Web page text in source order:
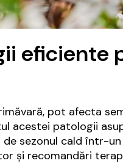
eficiente
pot afecta
acestei patologii
sezonul cald într-
și recomandări